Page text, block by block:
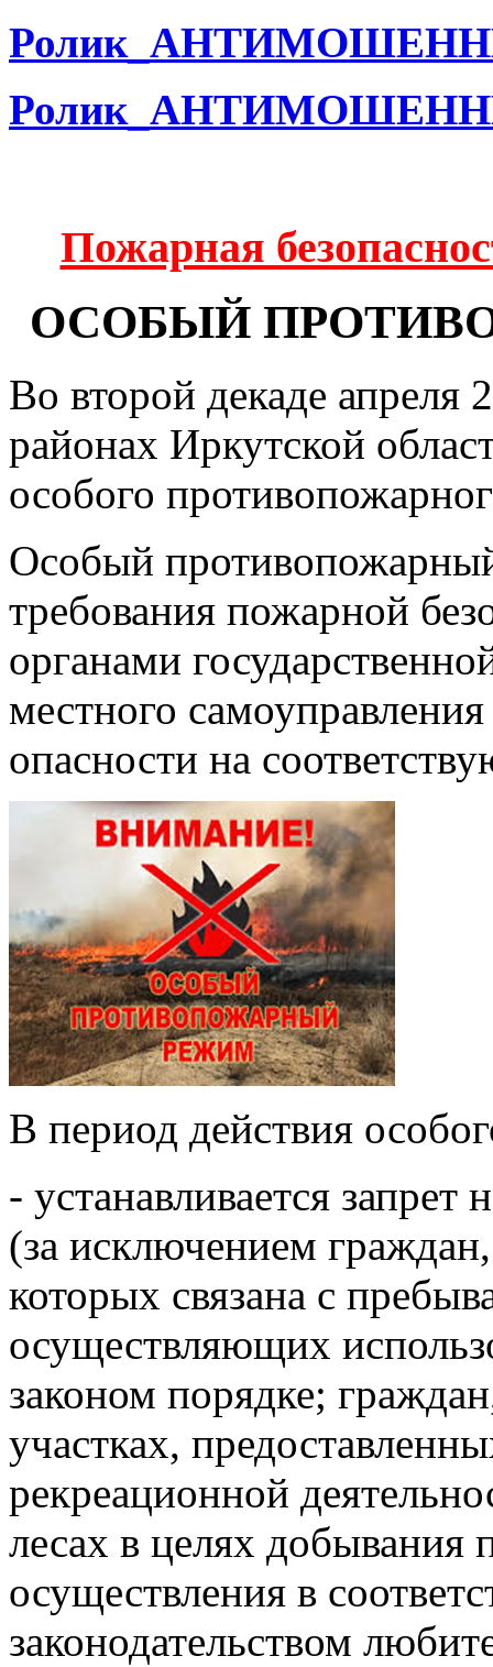
Пожарная
ОСОБЫЙ
Во второй декаде
районах Иркутской
особого
Особый
требования пожарной
органами
местного
опасности на
В период действия
- устанавливается
(за исключением
которых связана с
осуществляющих
законом порядке;
участках,
рекреационной
лесах в целях добывания
осуществления в
законодательством